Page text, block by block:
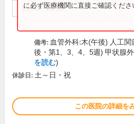
13:30～15:30
に必ず医療機関に直接ご確認くださ
備考: 血管外科:木(午後) 人工
後・第1、3、4、5週) 甲状腺
を読む)
休診日: 土～日・祝
この医院の詳細を